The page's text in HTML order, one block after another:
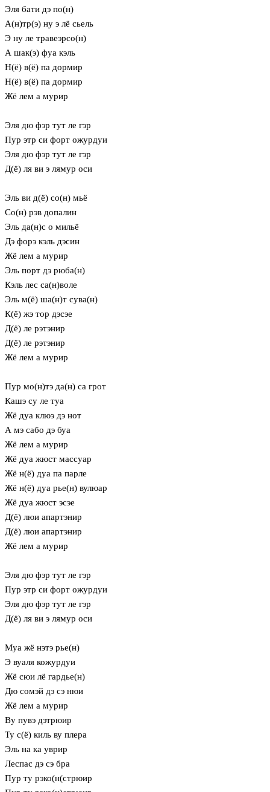
Эля бати дэ по(н)
А(н)тр(э) ну э лё сьель
Э ну ле травеэрсо(н)
А шак(э) фуа кэль
Н(ё) в(ё) па дормир
Н(ё) в(ё) па дормир
Жё лем а мурир
Эля дю фэр тут ле гэр
Пур этр си форт ожурдуи
Эля дю фэр тут ле гэр
Д(ё) ля ви э лямур оси
Эль ви д(ё) со(н) мьё
Со(н) рэв допалин
Эль да(н)с о мильё
Дэ форэ кэль дэсин
Жё лем а мурир
Эль порт дэ рюба(н)
Кэль лес са(н)воле
Эль м(ё) ша(н)т сува(н)
К(ё) жэ тор дэсэе
Д(ё) ле рэтэнир
Д(ё) ле рэтэнир
Жё лем а мурир
Пур мо(н)тэ да(н) са грот
Кашэ су ле туа
Жё дуа клюэ дэ нот
А мэ сабо дэ буа
Жё лем а мурир
Жё дуа жюст массуар
Жё н(ё) дуа па парле
Жё н(ё) дуа рье(н) вулюар
Жё дуа жюст эсэе
Д(ё) люи апартэнир
Д(ё) люи апартэнир
Жё лем а мурир
Эля дю фэр тут ле гэр
Пур этр си форт ожурдуи
Эля дю фэр тут ле гэр
Д(ё) ля ви э лямур оси
Муа жё нэтэ рье(н)
Э вуаля кожурдуи
Жё сюи лё гардье(н)
Дю сомэй дэ сэ нюи
Жё лем а мурир
Ву пувэ дэтрюир
Ту с(ё) киль ву плера
Эль на ка уврир
Леспас дэ сэ бра
Пур ту рэко(н(стрюир